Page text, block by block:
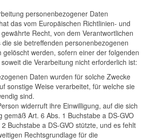
personenbezogener Daten
das vom Europäischen Richtlinien- und
Recht, von dem Verantwortlichen
sie betreffenden personenbezogenen
gelöscht werden, sofern einer der folgenden
die Verarbeitung nicht erforderlich ist:
Daten wurden für solche Zwecke
sonstige Weise verarbeitet, für welche sie
sind.
widerruft ihre Einwilligung, auf die sich
gemäß Art. 6 Abs. 1 Buchstabe a DS-GVO
Buchstabe a DS-GVO stützte, und es fehlt
Rechtsgrundlage für die